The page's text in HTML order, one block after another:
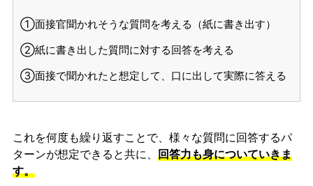
①面接官聞かれそうな質問を考える（紙に書き出す）
②紙に書き出した質問に対する回答を考える
③面接で聞かれたと想定して、口に出して実際に答える
これを何度も繰り返すことで、様々な質問に回答するパ
ターンが想定できると共に、 回答力も身についていきま
す。